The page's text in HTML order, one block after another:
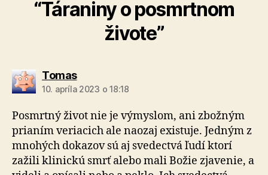
“Táraniny o posmrtnom
živote”
Tomashovorí:
10. apríla 2023 o 18:18
Posmrtný život nie je výmyslom, ani zbožným
prianím veriacich ale naozaj existuje. Jedným z
mnohých dokazov sú aj svedectvá ľudí ktorí
zažili klinickú smrť alebo mali Božie zjavenie, a